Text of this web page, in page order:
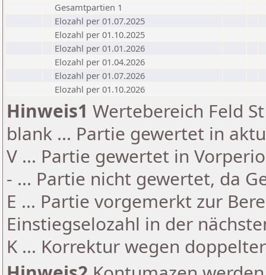
Gesamtpartien 1
Elozahl per 01.07.2025
Elozahl per 01.10.2025
Elozahl per 01.01.2026
Elozahl per 01.04.2026
Elozahl per 01.07.2026
Elozahl per 01.10.2026
Hinweis1 Wertebereich Feld
blank ... Partie gewertet in
V ... Partie gewertet in
- ... Partie nicht gewertet, da
E ... Partie vorgemerkt zur
Einstiegselozahl in der
K ... Korrektur wegen